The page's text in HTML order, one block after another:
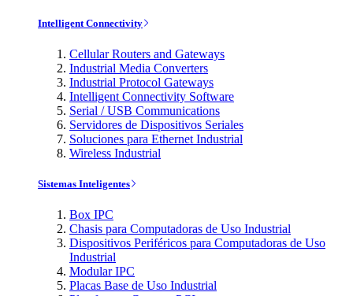
Intelligent Connectivity
Cellular Routers and Gateways
Industrial Media Converters
Industrial Protocol Gateways
Intelligent Connectivity Software
Serial / USB Communications
Servidores de Dispositivos Seriales
Soluciones para Ethernet Industrial
Wireless Industrial
Sistemas Inteligentes
Box IPC
Chasis para Computadoras de Uso Industrial
Dispositivos Periféricos para Computadoras de Uso
Industrial
Modular IPC
Placas Base de Uso Industrial